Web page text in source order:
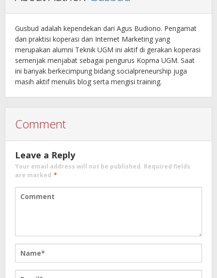
Gusbud adalah kependekan dari Agus Budiono. Pengamat
dan praktisi koperasi dan Internet Marketing yang
merupakan alumni Teknik UGM ini aktif di gerakan koperasi
semenjak menjabat sebagai pengurus Kopma UGM. Saat
ini banyak berkecimpung bidang socialpreneurship juga
masih aktif menulis blog serta mengisi training.
Comment
Leave a Reply
Your email address will not be published. Required fields
are marked *